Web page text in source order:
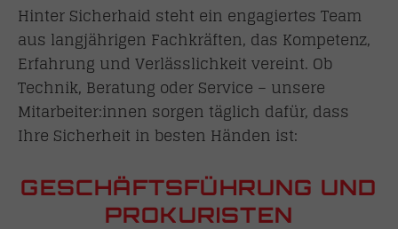
Hinter Sicherhaid steht ein engagiertes Team
aus langjährigen Fachkräften, das Kompetenz,
Erfahrung und Verlässlichkeit vereint. Ob
Technik, Beratung oder Service – unsere
Mitarbeiter:innen sorgen täglich dafür, dass
Ihre Sicherheit in besten Händen ist:
GESCHÄFTSFÜHRUNG UND
PROKURISTEN